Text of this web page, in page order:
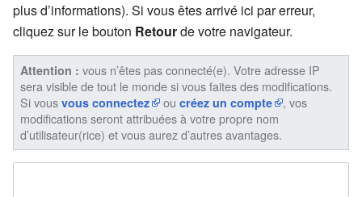
plus d’informations). Si vous êtes arrivé ici par erreur,
cliquez sur le bouton Retourde votre navigateur.
Attention : vous n’êtes pas connecté(e). Votre adresse IP
sera visible de tout le monde si vous faites des modifications.
Si vous vous connectez ou créez un compte
, vos
modifications seront attribuées à votre propre nom
d’utilisateur(rice) et vous aurez d’autres avantages.